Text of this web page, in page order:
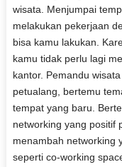
wisata. Menjumpai
melakukan pekerjaan
bisa kamu lakukan.
kamu tidak perlu lagi
kantor. Pemandu
petualang, bertemu
tempat yang baru.
networking yang positif
menambah networking
seperti co-working